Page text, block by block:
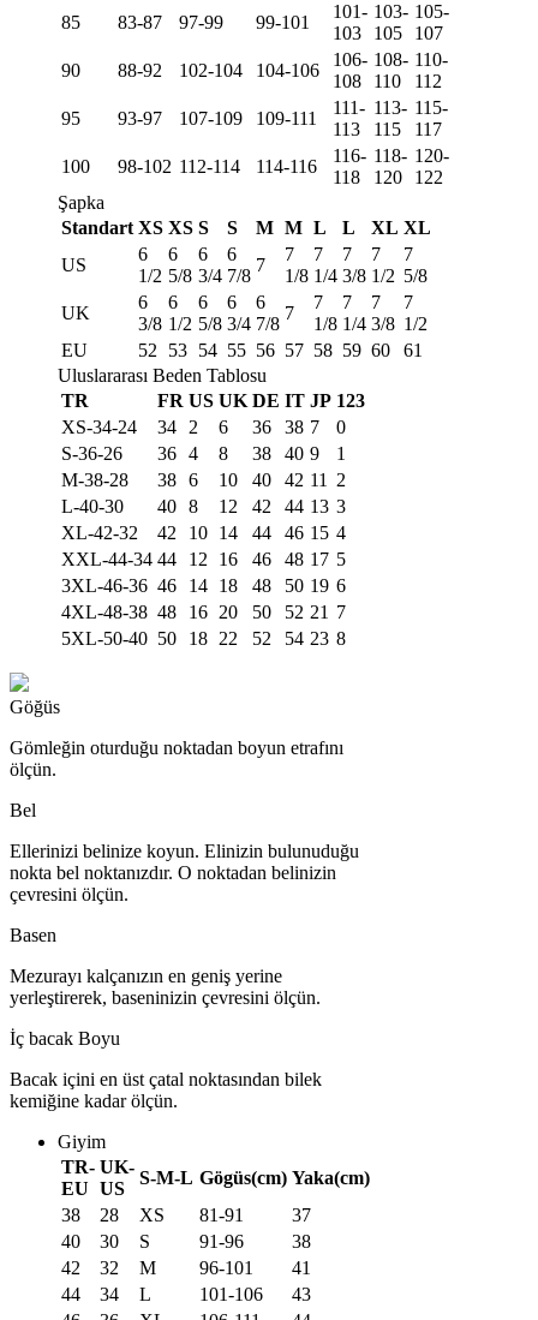
85
83-87 97-99 99-101
101-
103
103-
105
105-
107
90
88-92 102-104 104-106
106-
108
108-
110
110-
112
95
93-97 107-109 109-111
111-
113
113-
115
115-
117
100
98-102 112-114 114-116
116-
118
118-
120
120-
122
Şapka
Standart XS XS S S M M L L XL XL
US
6
1/2
6
5/8
6
3/4
6
7/8
7
7
1/8
7
1/4
7
3/8
7
1/2
7
5/8
UK
6
3/8
6
1/2
6
5/8
6
3/4
6
7/8
7
7
1/8
7
1/4
7
3/8
7
1/2
EU
52 53 54 55 56 57 58 59 60
61
Uluslararası Beden Tablosu
TR
FR US UK DE IT JP 123
XS-34-24
34 2 6 36 38 7
0
S-36-26
36 4 8 38 40 9
1
M-38-28
38 6 10 40 42 11
2
L-40-30
40 8 12 42 44 13 3
XL-42-32
42 10 14 44 46 15 4
XXL-44-34 44 12 16 46 48 17 5
3XL-46-36 46 14 18 48 50 19 6
4XL-48-38 48 16 20 50 52 21 7
5XL-50-40 50 18 22 52 54 23 8
Göğüs
Gömleğin oturduğu noktadan boyun etrafını
ölçün.
Bel
Ellerinizi belinize koyun. Elinizin bulunuduğu
nokta bel noktanızdır. O noktadan belinizin
çevresini ölçün.
Basen
Mezurayı kalçanızın en geniş yerine
yerleştirerek, baseninizin çevresini ölçün.
İç bacak Boyu
Bacak içini en üst çatal noktasından bilek
kemiğine kadar ölçün.
Giyim
TR-
EU
UK-
US
S-M-L Gögüs(cm) Yaka(cm)
38
28 XS 81-91
37
40
30 S 91-96
38
42
32 M 96-101
41
44
34 L 101-106
43